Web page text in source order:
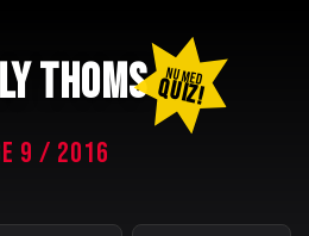
THOMS NU MED
QUIZ!
9 / 2016